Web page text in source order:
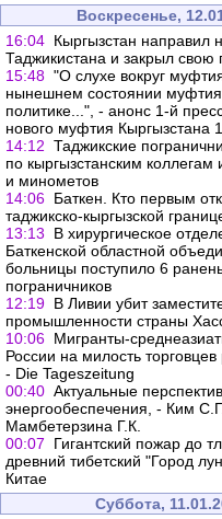
Воскресенье,
16:04 Кыргызстан направил
Таджикистана и закрыл свою
15:48 "О слухе вокруг
нынешнем состоянии
политике...", - анонс 1-й
нового муфтия Кыргызстана
14:12 Таджикские
по кыргызстанским коллегам
и минометов
14:06 Баткен. Кто первым
таджикско-кыргызской
13:13
В хирургическое
Баткенской областной
больницы поступило 6
пограничников
12:19 В Ливии убит
промышленности страны
10:06 Мигранты-
России на милость торговцев
- Die Tageszeitung
00:40 Актуальные
энергообеспечения, - Ким С.Г.,
Мамбетерзина Г.К.
00:07
Гигантский пожар до
древний тибетский "Город
Китае
Суббота,